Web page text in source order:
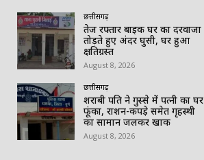
छत्तीसगढ़
तेज रफ्तार बाइक घर का दरवाजा
तोड़ते हुए अंदर घुसी, घर हुआ
क्षतिग्रस्त
August 8, 2026
छत्तीसगढ़
शराबी पति ने गुस्से में पत्नी का घर
फूंका, राशन-कपड़े समेत गृहस्थी
का सामान जलकर खाक
August 8, 2026